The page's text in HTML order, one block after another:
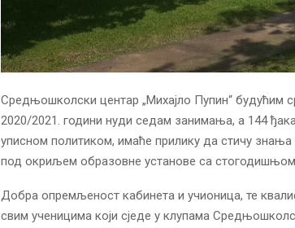
Средњошколски центар „Михајло Пупин“ будућим
2020/2021. години нуди седам занимања, а 144
уписном политиком, имаће прилику да стичу знања
под окриљем образовне установе са стогодишњом
Добра опремљеност кабинета и учионица, те
свим ученицима који сједе у клупама